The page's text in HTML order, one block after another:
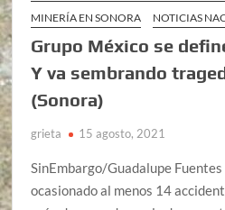
MINERÍA EN SONORA
NOTICIAS
Grupo México se
Y va sembrando
(Sonora)
grieta 15 agosto, 2021
SinEmbargo/Guadalupe
ocasionado al menos 14